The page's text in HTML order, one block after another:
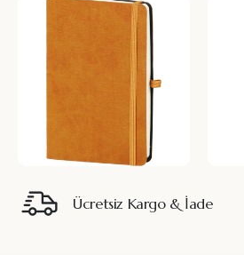
Ücretsiz Kargo & İade